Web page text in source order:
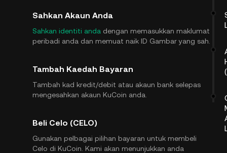
Sahkan Akaun Anda
Sahkan identiti anda dengan memasukkan maklumat
peribadi anda dan memuat naik ID Gambar yang sah.
Tambah Kaedah Bayaran
Tambah kad kredit/debit atau akaun bank selepas
mengesahkan akaun KuCoin anda.
Beli Celo (CELO)
Gunakan pelbagai pilihan bayaran untuk membeli
Celo di KuCoin. Kami akan menunjukkan anda